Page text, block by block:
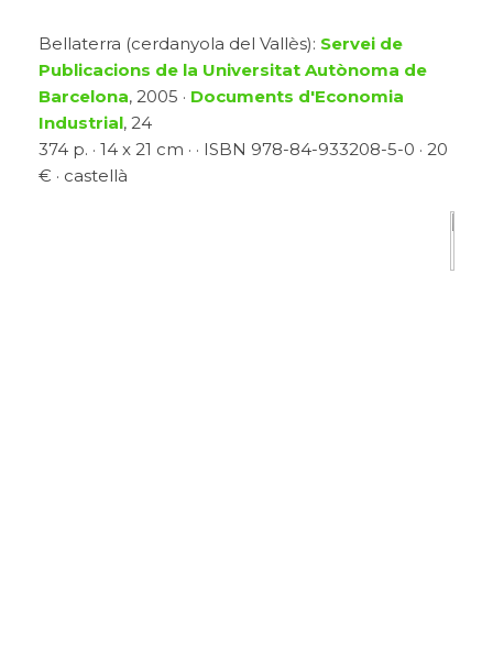
Bellaterra (cerdanyola del Vallès): Servei de
Publicacions de la Universitat Autònoma de
Barcelona, 2005 · Documents d'Economia
Industrial, 24
374 p. · 14 x 21 cm · · ISBN 978-84-933208-5-0 · 20
€ · castellà